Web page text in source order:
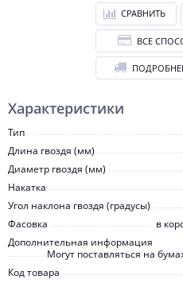
Характеристики
Тип
Длина гвоздя (мм)
Диаметр гвоздя (мм)
Накатка
Угол наклона гвоздя (градусы)
Фасовка
в
Дополнительная информация
Могут поставляться на
Код товара
СРАВНИТЬ
ВСЕ